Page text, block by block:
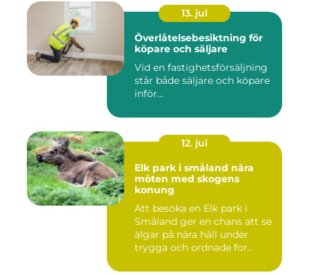
13. jul
Överlåtelsebesiktning för
köpare och säljare
Vid en fastighetsförsäljning
står både säljare och köpare
inför...
12. jul
Elk park i småland nära
möten med skogens
konung
Att besöka en Elk park i
Småland ger en chans att se
älgar på nära håll under
trygga och ordnade for...